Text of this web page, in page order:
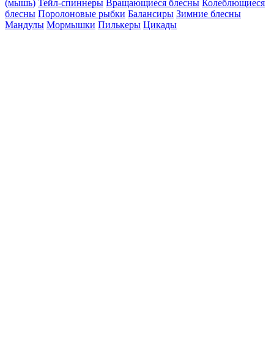
(мышь) Тейл-спиннеры Вращающиеся блесны Колеблющиеся
блесны Поролоновые рыбки Балансиры Зимние блесны
Мандулы Мормышки Пилькеры Цикады